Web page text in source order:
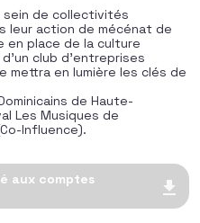
sein de collectivités
leur action de mécénat de
en place de la culture
club d’entreprises
mettra en lumière les clés de
de Haute-
Les Musiques de
Influence).
aux comptes